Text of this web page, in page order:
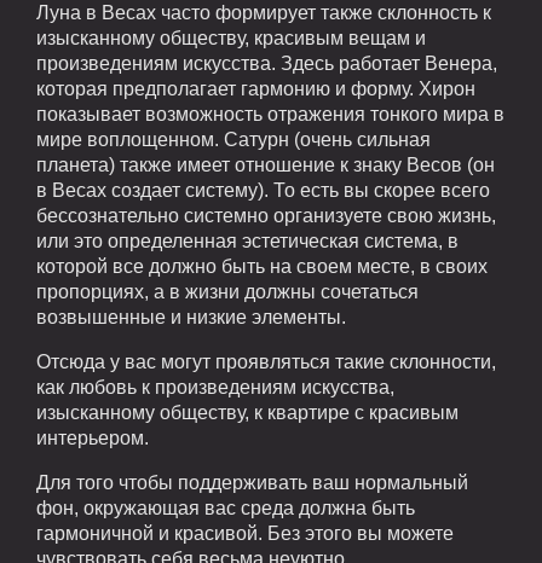
Луна в Весах часто формирует также склонность к
изысканному обществу, красивым вещам и
произведениям искусства. Здесь работает Венера,
которая предполагает гармонию и форму. Хирон
показывает возможность отражения тонкого мира в
мире воплощенном. Сатурн (очень сильная
планета) также имеет отношение к знаку Весов (он
в Весах создает систему). То есть вы скорее всего
бессознательно системно организуете свою жизнь,
или это определенная эстетическая система, в
которой все должно быть на своем месте, в своих
пропорциях, а в жизни должны сочетаться
возвышенные и низкие элементы.
Отсюда у вас могут проявляться такие склонности,
как любовь к произведениям искусства,
изысканному обществу, к квартире с красивым
интерьером.
Для того чтобы поддерживать ваш нормальный
фон, окружающая вас среда должна быть
гармоничной и красивой. Без этого вы можете
чувствовать себя весьма неуютно.